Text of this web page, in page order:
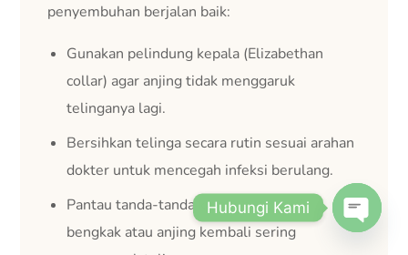
penyembuhan berjalan baik:
Gunakan pelindung kepala (Elizabethan
collar) agar anjing tidak menggaruk
telinganya lagi.
Bersihkan telinga secara rutin sesuai arahan
dokter untuk mencegah infeksi berulang.
Pantau tanda-tanda kambuh, seperti
bengkak atau anjing kembali sering
Hubungi Kami